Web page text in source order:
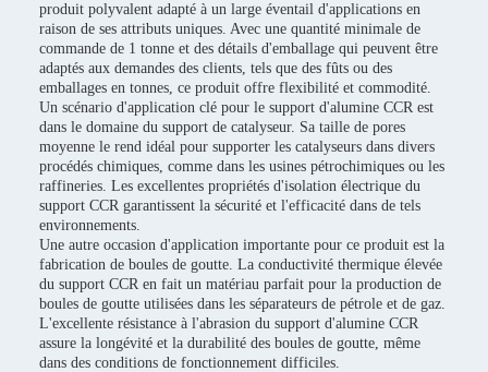
produit polyvalent adapté à un large éventail d'applications en
raison de ses attributs uniques. Avec une quantité minimale de
commande de 1 tonne et des détails d'emballage qui peuvent être
adaptés aux demandes des clients, tels que des fûts ou des
emballages en tonnes, ce produit offre flexibilité et commodité.
Un scénario d'application clé pour le support d'alumine CCR est
dans le domaine du support de catalyseur. Sa taille de pores
moyenne le rend idéal pour supporter les catalyseurs dans divers
procédés chimiques, comme dans les usines pétrochimiques ou les
raffineries. Les excellentes propriétés d'isolation électrique du
support CCR garantissent la sécurité et l'efficacité dans de tels
environnements.
Une autre occasion d'application importante pour ce produit est la
fabrication de boules de goutte. La conductivité thermique élevée
du support CCR en fait un matériau parfait pour la production de
boules de goutte utilisées dans les séparateurs de pétrole et de gaz.
L'excellente résistance à l'abrasion du support d'alumine CCR
assure la longévité et la durabilité des boules de goutte, même
dans des conditions de fonctionnement difficiles.